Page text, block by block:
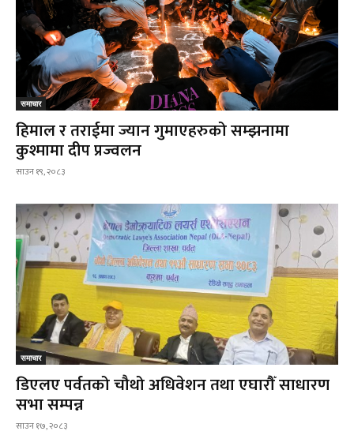
समाचार
हिमाल र तराईमा ज्यान गुमाएहरुको सम्झनामा
कुश्मामा दीप प्रज्वलन
साउन १९, २०८३
समाचार
डिएलए पर्वतको चौथो अधिवेशन तथा एघारौँ साधारण
सभा सम्पन्न
साउन १७, २०८३